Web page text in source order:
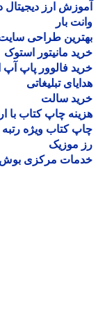
ارز دیجیتال در
بار
طراحی سایت
مانیتور استوک
فالوور پاپ آپ
تبلیغاتی
سالت
چاپ کتاب با
کتاب ویژه رتبه
موزیک
مرکزی بوش